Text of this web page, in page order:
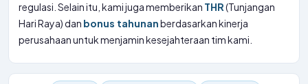
regulasi. Selain itu, kami juga memberikan THR(Tunjangan
Hari Raya) dan bonus tahunanberdasarkan kinerja
perusahaan untuk menjamin kesejahteraan tim kami.